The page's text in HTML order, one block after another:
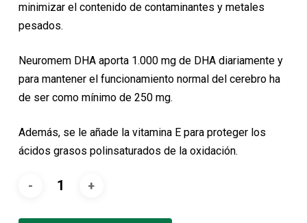
minimizar el contenido de contaminantes y metales
pesados.
Neuromem DHA aporta 1.000 mg de DHA diariamente y
para mantener el funcionamiento normal del cerebro ha
de ser como mínimo de 250 mg.
Además, se le añade la vitamina E para proteger los
ácidos grasos polinsaturados de la oxidación.